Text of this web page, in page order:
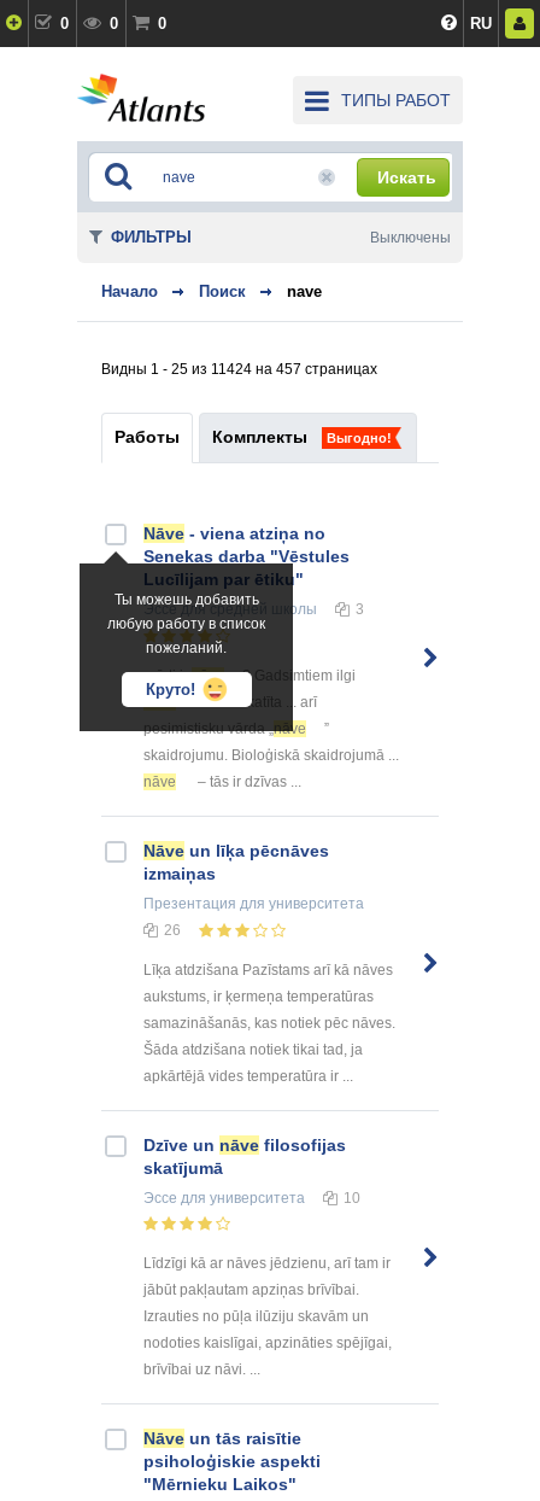
0 0 0 RU
ТИПЫ РАБОТ
Искать
Начало Поиск nave
Видны 1 - 25 из 11424 на 457 страницах
Работы Комплекты Выгодно!
Ты можешь добавить
любую работу в список
пожеланий.
Круто!
Nāve - viena atziņa no
Senekas darba "Vēstules
Lucīlijam par ētiku"
Эсседля средней школы 3
... īsti irnāve
? Gadsimtiem ilgi
nāve
tiek uzskatīta ... arī
pesimistisku vārda „nāve
”
skaidrojumu. Bioloģiskā skaidrojumā ...
nāve
– tās ir dzīvas ...
Nāve un līķa pēcnāves
izmaiņas
Презентация для университета
26
Līķa atdzišana Pazīstams arī kā nāves
aukstums, ir ķermeņa temperatūras
samazināšanās, kas notiek pēc nāves.
Šāda atdzišana notiek tikai tad, ja
apkārtējā vides temperatūra ir ...
Dzīve un nāve filosofijas
skatījumā
Эссе для университета 10
Līdzīgi kā ar nāves jēdzienu, arī tam ir
jābūt pakļautam apziņas brīvībai.
Izrauties no pūļa ilūziju skavām un
nodoties kaislīgai, apzināties spējīgai,
brīvībai uz nāvi. ...
Nāve un tās raisītie
psiholoģiskie aspekti
"Mērnieku Laikos"
ФИЛЬТРЫ Выключены